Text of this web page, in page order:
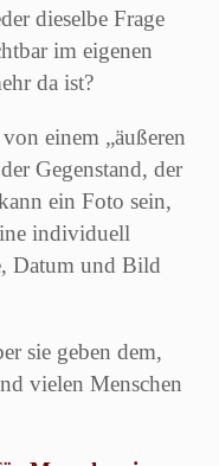
dieselbe Frage
im eigenen
da ist?
einem „äußeren
Gegenstand, der
ein Foto sein,
individuell
Datum und Bild
sie geben dem,
vielen Menschen